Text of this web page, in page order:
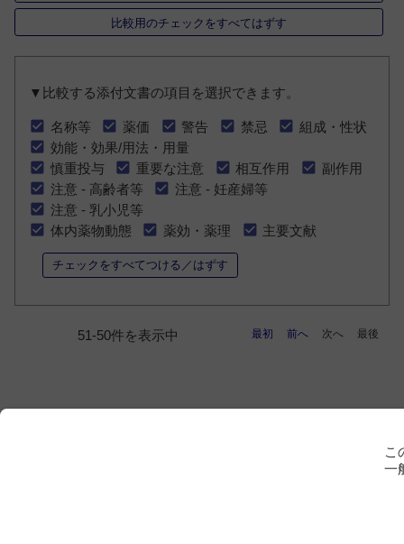
比較用のチェックをすべてはずす
▼比較する添付文書の項目を選択できます。
名称等 薬価 警告 禁忌
組成・性状
効能・効果/用法・用量
慎重投与
重要な注意 相互作用
副作用
注意 - 高齢者等
注意 - 妊産婦等
注意 - 乳小児等
体内薬物動態
薬効・薬理 主要文献
チェックをすべてつける／はずす
51-50件を表示中 最初 前へ 次へ 最後
こ
一